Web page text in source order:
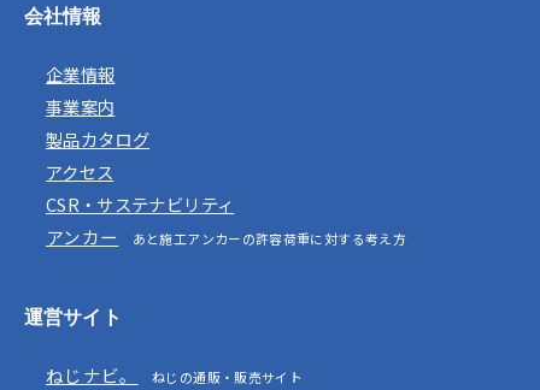
会社情報
企業情報
事業案内
製品カタログ
アクセス
CSR・サステナビリティ
アンカー
あと施工アンカーの許容荷重に対する考え方
運営サイト
ねじナビ。 ねじの通販・販売サイト